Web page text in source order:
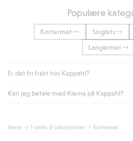
Populære
Kortermet Singlets
Langermet
Er det fri frakt hos Kappahl?
Som medlem i Kappahl Club har du
automatisk etter at du har logget inn og
Kan jeg betale med Klarna på Kappahl?
og andre betalingsmåter.
Herre T-shirts & pikéskjorter Kortermet